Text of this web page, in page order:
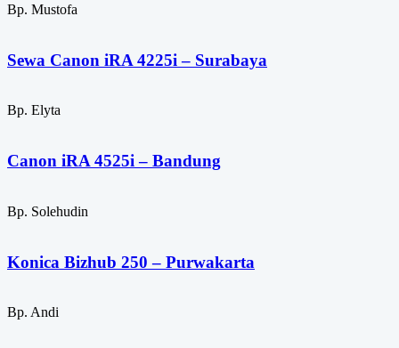
Bp. Mustofa
Sewa Canon iRA 4225i – Surabaya
Bp. Elyta
Canon iRA 4525i – Bandung
Bp. Solehudin
Konica Bizhub 250 – Purwakarta
Bp. Andi